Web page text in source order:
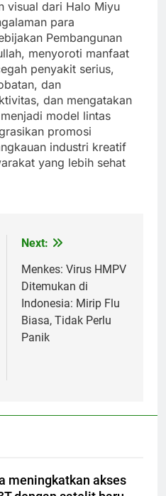
visual dari Halo Miyu
para
Pembangunan
menyoroti manfaat
penyakit serius,
dan
dan mengatakan
model lintas
promosi
industri kreatif
yang lebih sehat
Next:
Menkes: Virus HMPV
Ditemukan di
Indonesia: Mirip Flu
Biasa, Tidak Perlu
Panik
meningkatkan akses